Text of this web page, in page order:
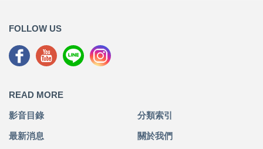
FOLLOW US
READ MORE
影音目錄 分類索引
最新消息 關於我們